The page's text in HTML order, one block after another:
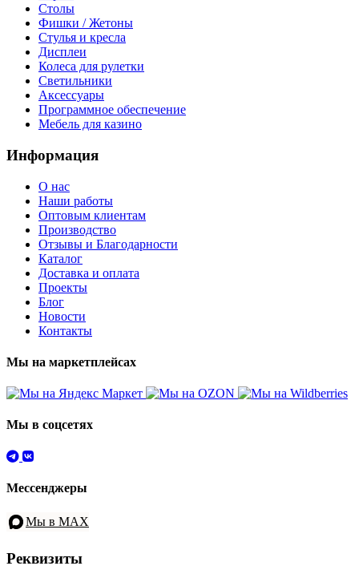
Столы
Фишки / Жетоны
Стулья и кресла
Дисплеи
Колеса для рулетки
Светильники
Аксессуары
Программное обеспечение
Мебель для казино
Информация
О нас
Наши работы
Оптовым клиентам
Производство
Отзывы и Благодарности
Каталог
Доставка и оплата
Проекты
Блог
Новости
Контакты
Мы на маркетплейсах
Мы в соцсетях
Мессенджеры
Мы в MAX
Реквизиты